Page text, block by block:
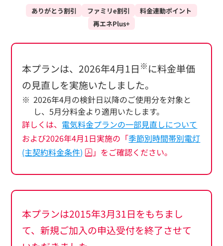
ありがとう割引 ファミリe割引
料金連動ポイント
再エネPlus+
本プランは、2026年4月1日 ※に料金単価
の見直しを実施いたしました。
2026年4月の検針日以降のご使用分を対象と
し、5月分料金より適用いたします。
詳しくは、 電気料金プランの一部見直しについて
および2026年4月1日実施の「季節別時間帯別電灯
(主契約料金条件)
」をご確認ください。
本プランは2015年3月31日をもちまし
て、新規ご加入の申込受付を終了させて